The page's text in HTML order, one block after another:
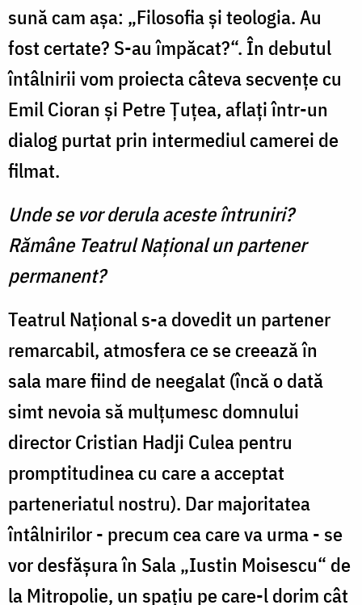
sună cam aşa: „Filosofia şi teologia. Au
fost certate? S-au împăcat?“. În debutul
întâlnirii vom proiecta câteva secvenţe cu
Emil Cioran şi Petre Ţuţea, aflaţi într-un
dialog purtat prin intermediul camerei de
filmat.
Unde se vor derula aceste întruniri?
Rămâne Teatrul Naţional un partener
permanent?
Teatrul Naţional s-a dovedit un partener
remarcabil, atmosfera ce se creează în
sala mare fiind de neegalat (încă o dată
simt nevoia să mulţumesc domnului
director Cristian Hadji Culea pentru
promptitudinea cu care a acceptat
parteneriatul nostru). Dar majoritatea
întâlnirilor - precum cea care va urma - se
vor desfăşura în Sala „Iustin Moisescu“ de
la Mitropolie, un spaţiu pe care-l dorim cât